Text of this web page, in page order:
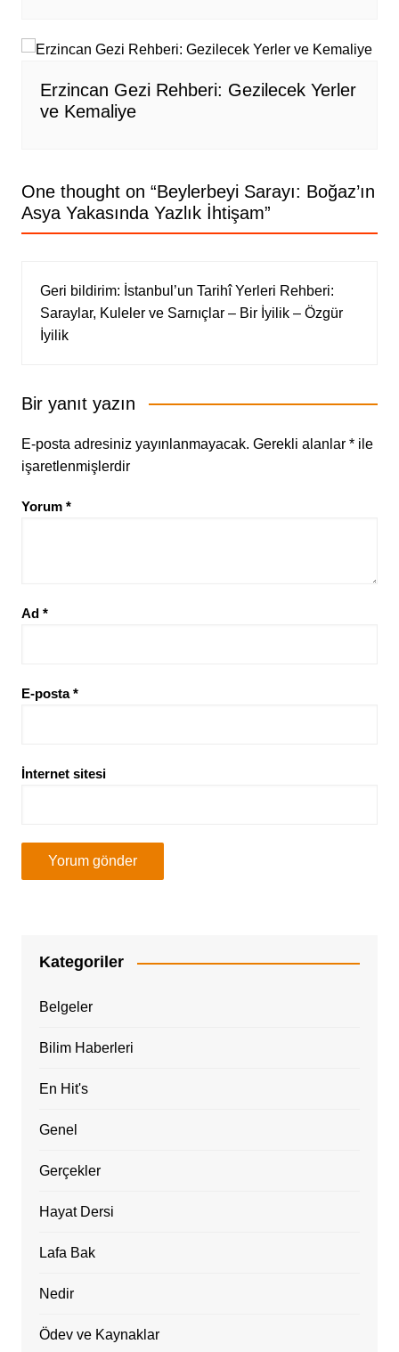
Erzincan Gezi Rehberi: Gezilecek Yerler
ve Kemaliye
One thought on “Beylerbeyi Sarayı: Boğaz’ın
Asya Yakasında Yazlık İhtişam”
Geri bildirim: İstanbul’un Tarihî Yerleri Rehberi:
Saraylar, Kuleler ve Sarnıçlar – Bir İyilik – Özgür
İyilik
Bir yanıt yazın
E-posta adresiniz yayınlanmayacak. Gerekli alanlar *ile
işaretlenmişlerdir
Yorum *
Ad *
E-posta*
İnternet sitesi
Kategoriler
Belgeler
Bilim Haberleri
En Hit's
Genel
Gerçekler
Hayat Dersi
Lafa Bak
Nedir
Ödev ve Kaynaklar